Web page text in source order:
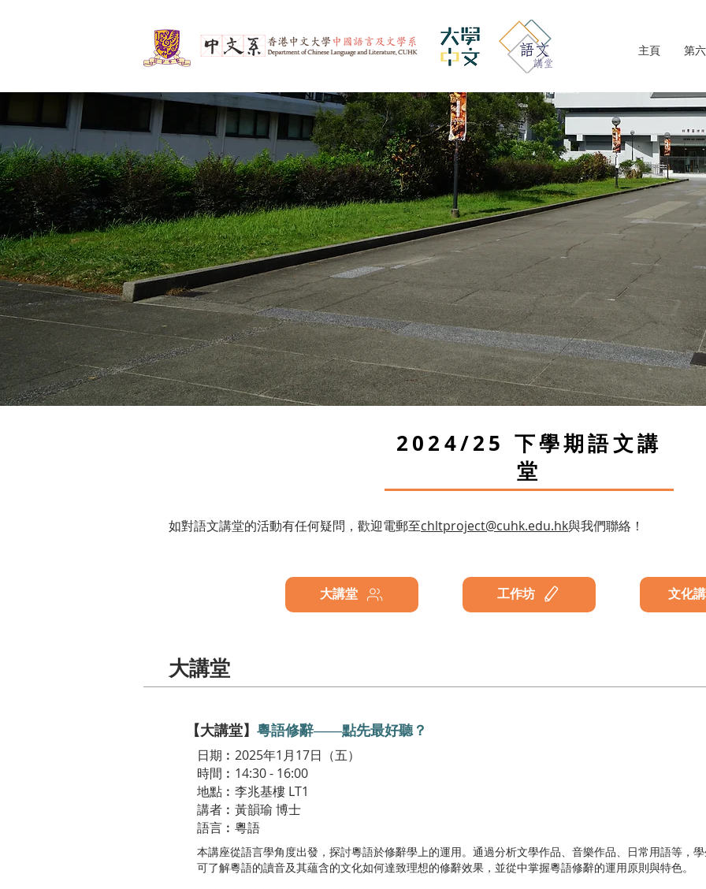
主頁 第
2024/25
下學期語文講
堂
如對語文講堂的活動有任何疑問，歡迎電郵至chltproject@cuhk.edu.hk與我們聯絡！
大講堂 工作坊 文化
​大講堂
【大講堂】 粵語修辭——點先最好聽？
日期︰2025年1月17日 （五）
時間︰14:30 - 16:00
地點︰李兆基樓 LT1
講者︰黃韻瑜 博士
語言︰粵語
本講座從語言學角度出發，探討粵語於修辭學上的運用。通過分析文學作品、音樂作品、日常用語等，
可了解粵語的讀音及其蘊含的文化如何達致理想的修辭效果，並從中掌握粵語修辭的運用原則與特色。